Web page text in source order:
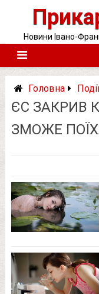
Новини Івано-
Головна
ЄС ЗАКРИВ
ЗМОЖЕ